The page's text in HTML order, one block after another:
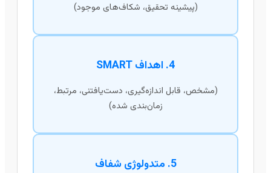
(پیشینه تحقیق، شکاف‌های موجود)
4. اهداف SMART
(مشخص، قابل اندازه‌گیری، دست‌یافتنی، مرتبط،
زمان‌بندی شده)
5. متدولوژی شفاف